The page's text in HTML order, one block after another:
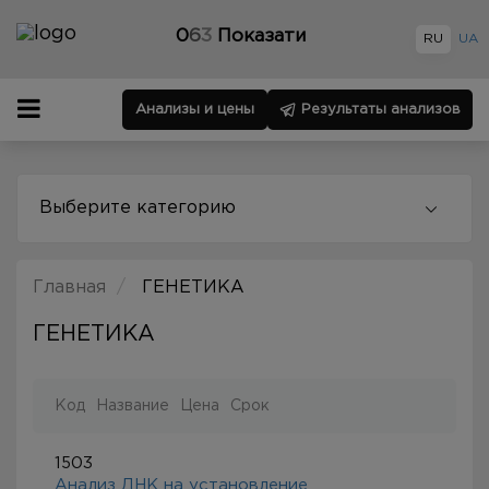
063 Показати RU UA
Анализы и цены Результаты анализов
Выберите категорию
Главная ГЕНЕТИКА
ГЕНЕТИКА
Код Название Цена Срок
1503
Анализ ДНК на установление